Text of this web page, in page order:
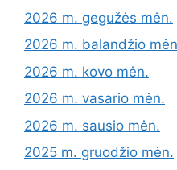
2026 m. gegužės mėn.
2026 m. balandžio
2026 m. kovo mėn.
2026 m. vasario mėn.
2026 m. sausio mėn.
2025 m. gruodžio mėn.